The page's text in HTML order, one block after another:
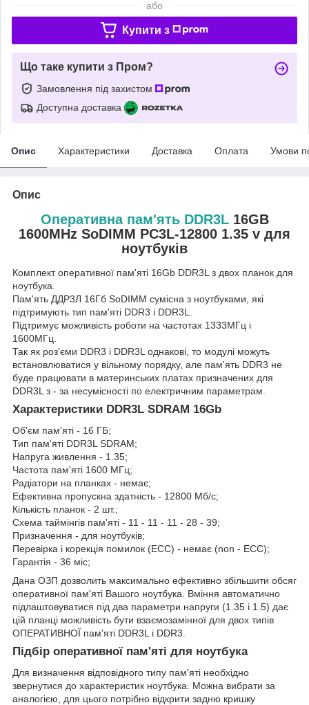
або
Купити з
Що таке купити з Пром?
Замовлення під захистом
Доступна доставка
Опис Характеристики Доставка Оплата Умови
Опис
Оперативна пам'ять DDR3L16GB
1600MHz SoDIMM PC3L-12800 1.35 v для
ноутбуків
Комплект оперативної пам'яті 16Gb DDR3L з двох планок для
ноутбука.
Пам'ять ДДР3Л 16Гб SoDIMM сумісна з ноутбуками, які
підтримують тип пам'яті DDR3 і DDR3L.
Підтримує можливість роботи на частотах 1333МГц і
1600МГц.
Так як роз'єми DDR3 і DDR3L однакові, то модулі можуть
встановлюватися у вільному порядку, але пам'ять DDR3 не
буде працювати в материнських платах призначених для
DDR3L з - за несумісності по електричним параметрам.
Характеристики DDR3L SDRAM 16Gb
Об'єм пам'яті - 16 ГБ;
Тип пам'яті DDR3L SDRAM;
Напруга живлення - 1.35;
Частота пам'яті 1600 МГц;
Радіатори на планках - немає;
Ефективна пропускна здатність - 12800 Мб/с;
Кількість планок - 2 шт.;
Схема таймінгів пам'яті - 11 - 11 - 11 - 28 - 39;
Призначення - для ноутбуків;
Перевірка і корекція помилок (ECC) - немає (non - ECC);
Гарантія - 36 міс;
Дана ОЗП дозволить максимально ефективно збільшити обсяг
оперативної пам'яті Вашого ноутбука. Вміння автоматично
підлаштовуватися під два параметри напруги (1.35 і 1.5) дає
цій планці можливість бути взаємозамінної для двох типів
ОПЕРАТИВНОЇ пам'яті DDR3L і DDR3.
Підбір оперативної пам'яті для ноутбука
Для визначення відповідного типу пам'яті необхідно
звернутися до характеристик ноутбука. Можна вибрати за
аналогією, для цього потрібно відкрити задню кришку